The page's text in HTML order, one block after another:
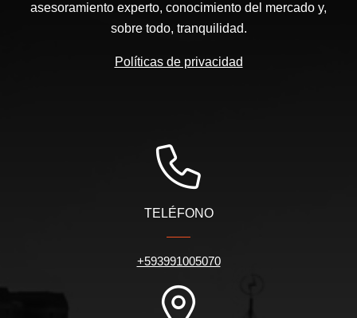
asesoramiento experto, conocimiento del mercado y,
sobre todo, tranquilidad.
Políticas de privacidad
TELÉFONO
+593991005070